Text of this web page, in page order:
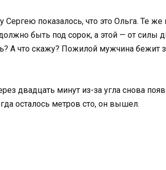
показалось, что это Ольга. Те
быть под сорок, а этой — от силы
А что скажу? Пожилой мужчина
двадцать минут из-за угла снова
осталось метров сто, он вышел.